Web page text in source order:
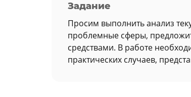
Задание
Просим выполнить анализ
проблемные сферы,
средствами. В работе
практических случаев,